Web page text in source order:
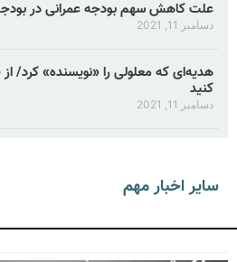
علت کاهش سهم بودجه عمرانی در بودجه
دسامبر 11, 2021
هدیه‌ای که معلولی را «نویسنده» کرد/
کنید
دسامبر 11, 2021
سایر اخبار مهم